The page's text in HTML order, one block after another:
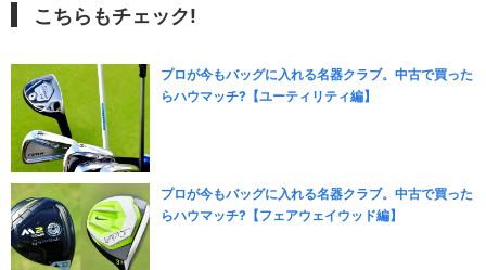
こちらもチェック!
プロが今もバッグに入れる名器クラブ。中古で買った
らハウマッチ?【ユーティリティ編】
プロが今もバッグに入れる名器クラブ。中古で買った
らハウマッチ?【フェアウェイウッド編】